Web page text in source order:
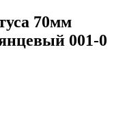
70мм
001-0